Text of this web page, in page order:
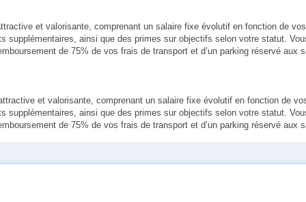
et valorisante, comprenant un salaire fixe évolutif en fonction de
supplémentaires, ainsi que des primes sur objectifs selon votre statut.
de 75% de vos frais de transport et d’un parking réservé aux
et valorisante, comprenant un salaire fixe évolutif en fonction de
supplémentaires, ainsi que des primes sur objectifs selon votre statut.
de 75% de vos frais de transport et d’un parking réservé aux